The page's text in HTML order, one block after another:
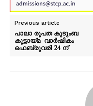
Previous article
പാലാ രൂപത കുടുംബ
കൂട്ടായ്മ വാർഷികം
ഫെബ്രുവരി 24 ന്